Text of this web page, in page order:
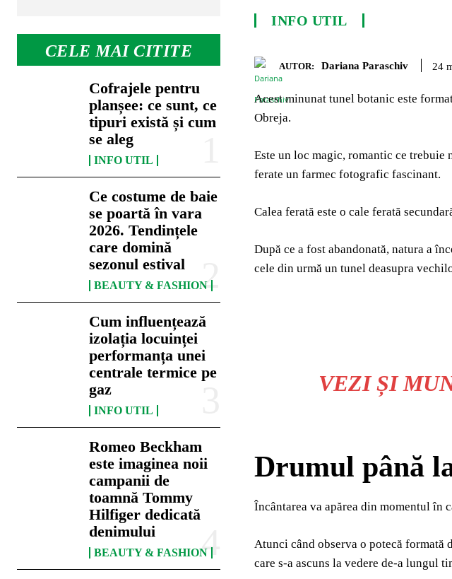
CELE MAI CITITE
Cofrajele pentru
planșee: ce sunt, ce
tipuri există și cum
se aleg
INFO UTIL
Ce costume de baie
se poartă în vara
2026. Tendințele
care domină
sezonul estival
BEAUTY & FASHION
Cum influențează
izolația locuinței
performanța unei
centrale termice pe
gaz
INFO UTIL
Romeo Beckham
este imaginea noii
campanii de
toamnă Tommy
Hilfiger dedicată
denimului
BEAUTY & FASHION
INFO UTIL
AUTOR: Dariana Paraschiv 24
Acest minunat tunel botanic este
Obreja.
Este un loc magic, romantic ce
ferate un farmec fotografic fascinant.
Calea ferată este o cale ferată
După ce a fost abandonată, natura a
cele din urmă un tunel deasupra
VEZI ȘI
Drumul până
Încântarea va apărea din momentul în
Atunci când observa o potecă
care s-a ascuns la vedere de-a lungul